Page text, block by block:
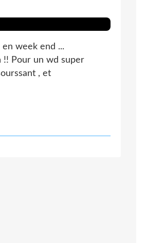
week end ...
!! Pour un wd super
, et